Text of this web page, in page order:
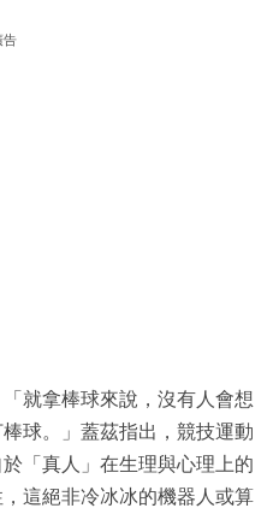
告
就拿棒球來說，沒有人會想
球。」蓋茲指出，競技運動
「真人」在生理與心理上的
這絕非冷冰冰的機器人或算